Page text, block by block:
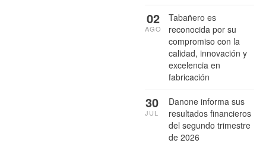
Tabañero es
reconocida por su
compromiso con la
calidad, innovación y
excelencia en
fabricación
02
AGO
Danone informa sus
resultados financieros
del segundo trimestre
de 2026
30
JUL